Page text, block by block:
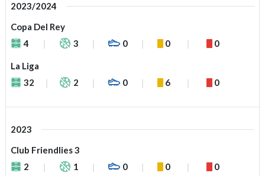
2023/2024
Copa Del Rey
4
3 0 0 0
La Liga
32
2 0 6 0
2023
Club Friendlies 3
2
1 0 0 0